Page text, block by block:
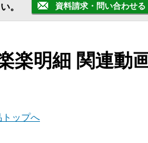
。 資料請求・問い合わせる
楽明細 関連動
トップへ